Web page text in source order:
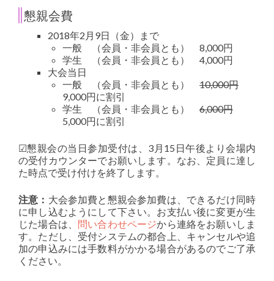
懇親会費
2018年2月9日（金）まで
一般 （会員・非会員とも） 8,000円
学生 （会員・非会員とも） 4,000円
大会当日
一般 （会員・非会員とも） 10,000円
9,000円に割引
学生 （会員・非会員とも） 6,000円
5,000円に割引
☑懇親会の当日参加受付は、3月15日午後より会場内
の受付カウンターでお願いします。なお、定員に達し
た時点で受け付けを終了します。
注意： 大会参加費と懇親会参加費は、できるだけ同時
に申し込むようにして下さい。お支払い後に変更が生
じた場合は、 問い合わせページから連絡をお願いしま
す。ただし、受付システムの都合上、キャンセルや追
加の申込みには手数料がかかる場合があるのでご了承
ください。